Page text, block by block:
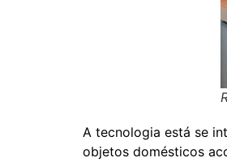
A tecnologia está se
objetos domésticos